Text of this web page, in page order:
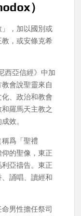
）
」，加以國別或
，或安條克希
西亞信經》中加
會說聖靈來自
、政治和教會
羅馬天主教之
效。
稱爲「聖禮
的聖像，東正
亞禱告。東正
誦唱、讀經和
男性擔任祭司